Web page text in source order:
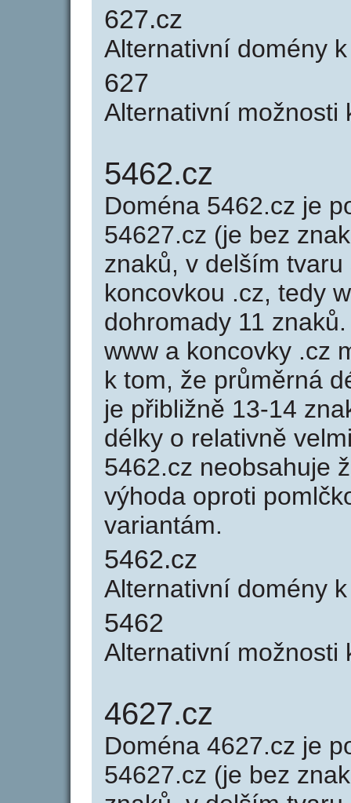
627.cz
Alternativní domény
627
Alternativní
5462.cz
Doména 5462.cz je
54627.cz (je bez
znaků, v delším
koncovkou .cz, tedy
dohromady 11
www a koncovky .cz
k tom, že průměrná
je přibližně 13-14
délky o relativně
5462.cz neobsahuje
výhoda oproti
variantám.
5462.cz
Alternativní domény
5462
Alternativní možnosti
4627.cz
Doména 4627.cz je
54627.cz (je bez